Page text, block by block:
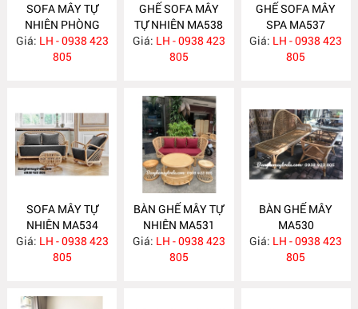
SOFA MÂY TỰ
NHIÊN PHÒNG
KHÁCH MA547
Giá: LH - 0938 423
805
GHẾ SOFA MÂY
TỰ NHIÊN MA538
Giá: LH - 0938 423
805
GHẾ SOFA MÂY
SPA MA537
Giá: LH - 0938 423
805
SOFA MÂY TỰ
NHIÊN MA534
Giá: LH - 0938 423
805
BÀN GHẾ MÂY TỰ
NHIÊN MA531
Giá: LH - 0938 423
805
BÀN GHẾ MÂY
MA530
Giá: LH - 0938 423
805